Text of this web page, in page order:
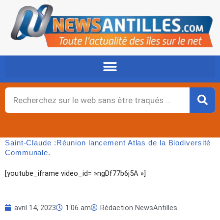
contenu
Rechercher
Saint-Claude :Réunion lancement Atlas de la Biodiversité
Communale.
[youtube_iframe video_id= »ngDf77b6j5A »]
avril 14, 2023 1:06 am Rédaction NewsAntilles